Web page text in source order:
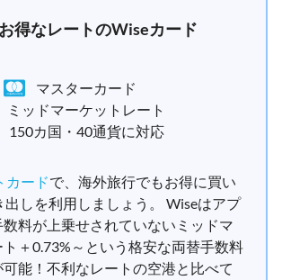
得なレートのWiseカード
マスターカード
ミッドマーケットレート
150カ国・40通貨に対応
カードで、海外旅行でもお得に買い
出しを利用しましょう。 Wiseはアプ
数料が上乗せされていないミッドマ
＋0.73%～という格安な両替手数料
能！不利なレートの空港と比べて